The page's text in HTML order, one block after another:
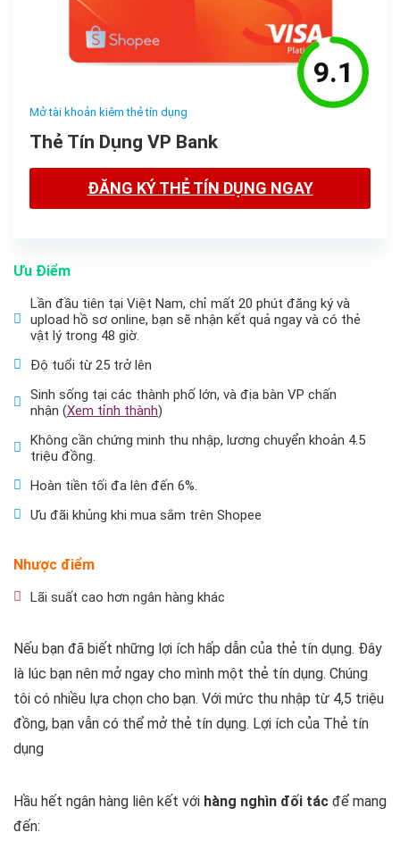
9.1
Mở tài khoản kiêm thẻ tín dụng
Thẻ Tín Dụng VP Bank
ĐĂNG KÝ THẺ TÍN DỤNG NGAY
Ưu Điểm
Lần đầu tiên tại Việt Nam, chỉ mất 20 phút đăng ký và
upload hồ sơ online, bạn sẽ nhận kết quả ngay và có thẻ
vật lý trong 48 giờ.
Độ tuổi từ 25 trở lên
Sinh sống tại các thành phố lớn, và địa bàn VP chấn
nhận (Xem tỉnh thành)
Không cần chứng minh thu nhập, lương chuyển khoản 4.5
triệu đồng.
Hoàn tiền tối đa lên đến 6%.
Ưu đãi khủng khi mua sắm trên Shopee
Nhược điểm
Lãi suất cao hơn ngân hàng khác
Nếu bạn đã biết những lợi ích hấp dẫn của thẻ tín dụng. Đây
là lúc bạn nên mở ngay cho mình một thẻ tín dụng. Chúng
tôi có nhiều lựa chọn cho bạn. Với mức thu nhập từ 4,5 triệu
đồng, bạn vẫn có thể mở thẻ tín dụng. Lợi ích của Thẻ tín
dụng
Hầu hết ngân hàng liên kết với hàng nghìn đối tác để mang
đến: